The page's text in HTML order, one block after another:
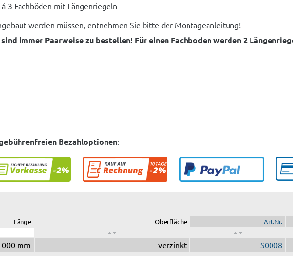
3 Fachböden mit Längenriegeln
werden müssen, entnehmen Sie bitte der Montageanleitung!
immer Paarweise zu bestellen! Für einen Fachboden werden 2
Bezahloptionen:
Länge Oberfläche Art.Nr.
mm verzinkt S0008